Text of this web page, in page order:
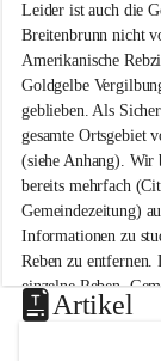
i
t
e
n
b
r
u
n
n
a
m
N
e
u
s
Leider ist auch die
Breitenbrunn nicht
Amerikanische
Goldgelbe
geblieben. Als
gesamte Ortsgebiet
(siehe Anhang). Wir
bereits mehrfach
Gemeindezeitung)
Informationen zu
Reben zu
einzelne Reben.
Weinbaugesetz sind
unzulässige
Artikel